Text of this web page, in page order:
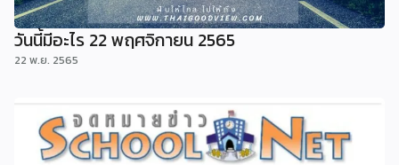
วันนี้มีอะไร 22 พฤศจิกายน 2565
22 พ.ย. 2565